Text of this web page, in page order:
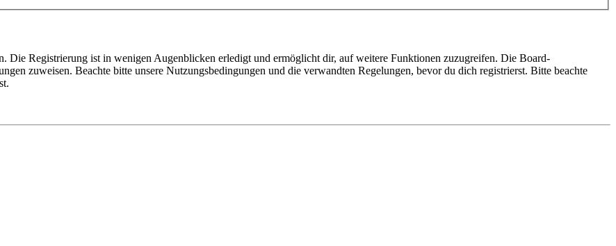
Die Registrierung ist in wenigen Augenblicken erledigt und ermöglicht dir, auf weitere Funktionen zuzugreifen. Die Board-
zuweisen. Beachte bitte unsere Nutzungsbedingungen und die verwandten Regelungen, bevor du dich registrierst. Bitte beachte